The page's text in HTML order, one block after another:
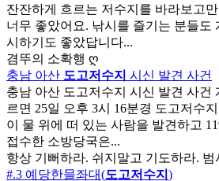
잔잔하게 흐르는 저수지를 바라보고
너무 좋았어요. 낚시를 즐기는 분들도
시하기도 좋았답니다...
겸뚜의 소확행 ღ
충남 아산 도고저수지 시신 발견 사건
충남 아산 도고저수지 시신 발견 사건
르면 25일 오후 3시 16분경 도고저수
이 물 위에 떠 있는 사람을 발견하고
접수한 소방당국은...
항상 기뻐하라. 쉬지말고 기도하라.
#.3 예당한믈좌대(도고저수지 )